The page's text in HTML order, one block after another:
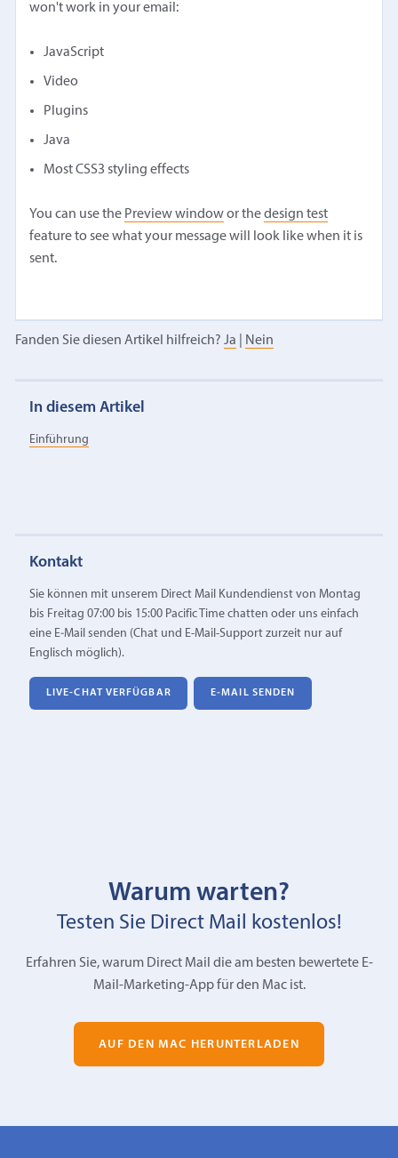
won't work in your email:
JavaScript
Video
Plugins
Java
Most CSS3 styling effects
You can use the Preview windowor thedesign test
feature to see what your message will look like when it is
sent.
Fanden Sie diesen Artikel hilfreich? Ja Nein
In diesem Artikel
Einführung
Kontakt
Sie können mit unserem Direct Mail Kundendienst von Montag
bis Freitag 07:00 bis 15:00 Pacific Time chatten oder uns einfach
eine E‑Mail senden (Chat und E-Mail-Support zurzeit nur auf
Englisch möglich).
LIVE-CHAT VERFÜGBAR E‑MAIL SENDEN
Warum warten?
Testen Sie Direct Mail kostenlos!
Erfahren Sie, warum Direct Mail die am besten bewertete E-
Mail-Marketing-App für den Mac ist.
AUF DEN MAC HERUNTERLADEN